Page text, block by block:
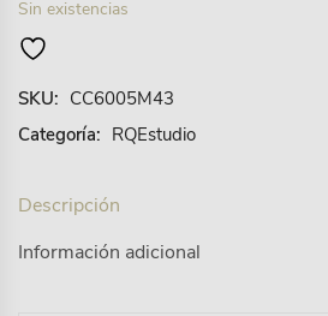
Sin existencias
SKU: CC6005M43
Categoría: RQEstudio
Descripción
Información adicional